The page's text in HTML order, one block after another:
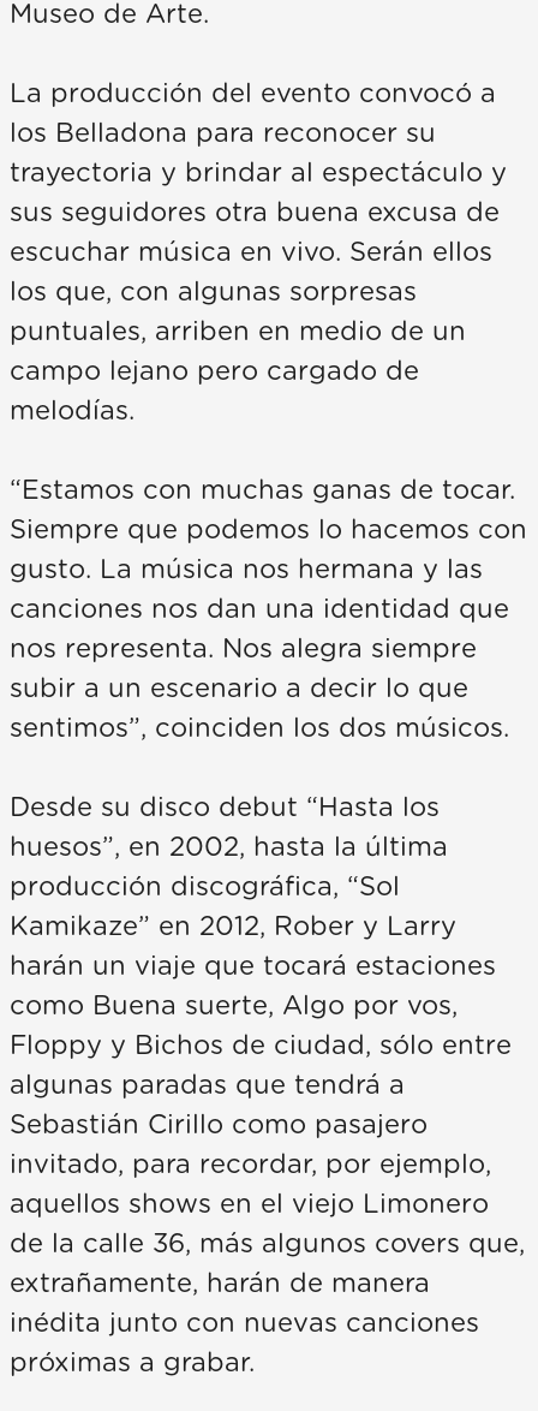
Museo de Arte.
La producción del evento convocó a
los Belladona para reconocer su
trayectoria y brindar al espectáculo y
sus seguidores otra buena excusa de
escuchar música en vivo. Serán ellos
los que, con algunas sorpresas
puntuales, arriben en medio de un
campo lejano pero cargado de
melodías.
“Estamos con muchas ganas de tocar.
Siempre que podemos lo hacemos con
gusto. La música nos hermana y las
canciones nos dan una identidad que
nos representa. Nos alegra siempre
subir a un escenario a decir lo que
sentimos”, coinciden los dos músicos.
Desde su disco debut “Hasta los
huesos”, en 2002, hasta la última
producción discográfica, “Sol
Kamikaze” en 2012, Rober y Larry
harán un viaje que tocará estaciones
como Buena suerte, Algo por vos,
Floppy y Bichos de ciudad, sólo entre
algunas paradas que tendrá a
Sebastián Cirillo como pasajero
invitado, para recordar, por ejemplo,
aquellos shows en el viejo Limonero
de la calle 36, más algunos covers que,
extrañamente, harán de manera
inédita junto con nuevas canciones
próximas a grabar.